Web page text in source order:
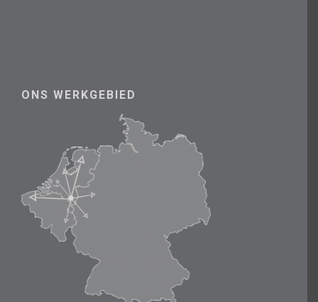
ONS WERKGEBIED